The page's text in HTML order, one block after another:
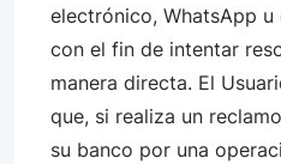
electrónico, WhatsApp
con el fin de intentar
manera directa. El
que, si realiza un
su banco por una